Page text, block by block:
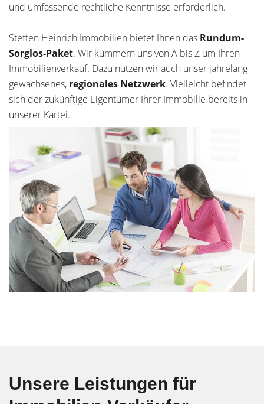
und umfassende rechtliche Kenntnisse erforderlich.
Steffen Heinrich Immobilien bietet Ihnen das Rundum-
Sorglos-Paket. Wir kümmern uns von A bis Z um Ihren
Immobilienverkauf. Dazu nutzen wir auch unser jahrelang
gewachsenes, regionales Netzwerk. Vielleicht befindet
sich der zukünftige Eigentümer Ihrer Immobilie bereits in
unserer Kartei.
Unsere Leistungen für